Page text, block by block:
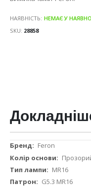
НАЯВНІСТЬ: НЕМАЄ У
SKU 28858
ДокладнішеFeron
MR16
G5.3 MR16